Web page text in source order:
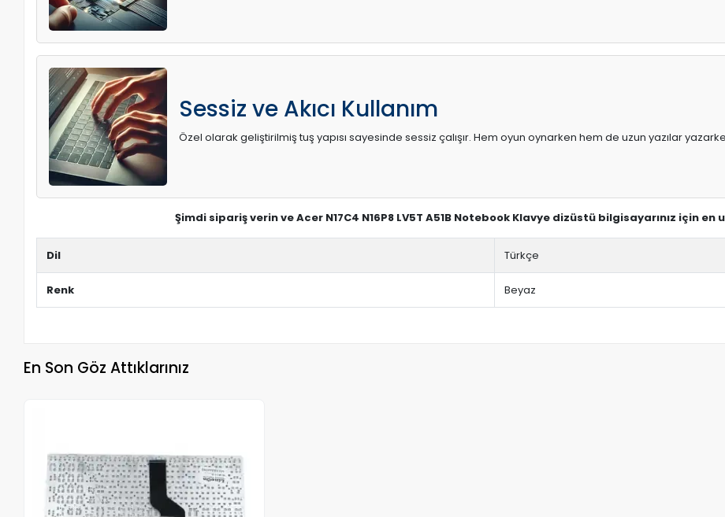
Sessiz ve Akıcı Kullanım
Özel olarak geliştirilmiş tuş yapısı sayesinde sessiz çalışır. Hem oyun oynarken hem de uzun yazılar
Şimdi sipariş verin ve Acer N17C4 N16P8 LV5T A51B Notebook Klavye dizüstü bilgisayarınız için
Dil Türkçe
Renk Beyaz
En Son Göz Attıklarınız